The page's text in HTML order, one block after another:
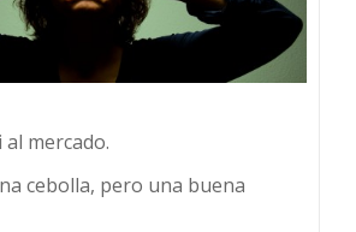
al mercado.
cebolla, pero una buena